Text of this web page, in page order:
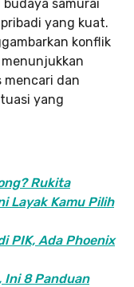
samurai
yang kuat.
konflik
mencari dan
yang
Rukita
Layak Kamu Pilih
PIK, Ada Phoenix
Ini 8 Panduan